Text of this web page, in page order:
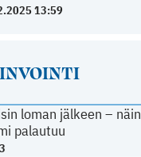
13:59
loman jälkeen – näin
palautuu